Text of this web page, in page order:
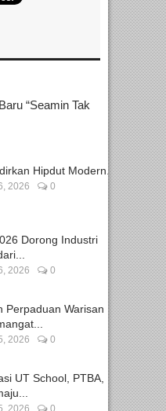
“Seamin Tak
Hipdut Modern...
2026 0
Dorong Industri
2026 0
Perpaduan Warisan
2026 0
UT School, PTBA,
2026 0